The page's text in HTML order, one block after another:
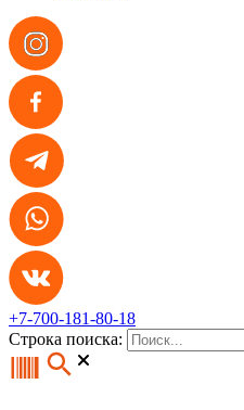
+7-700-181-80-18
Строка поиска: